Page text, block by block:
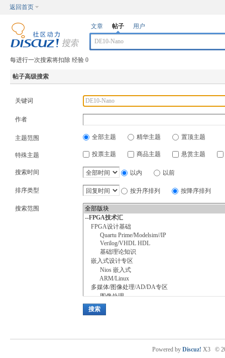
返回首页
文章 帖子 用户
每进行一次搜索将扣除 经验 0
帖子高级搜索
关键词
作者
主题范围 全部主题 精华主题 置顶主题
特殊主题 投票主题 商品主题 悬赏主题
搜索时间 以内 以前
排序类型 按升序排列 按降序排列
搜索范围
搜索
Powered by Discuz! X3 ©